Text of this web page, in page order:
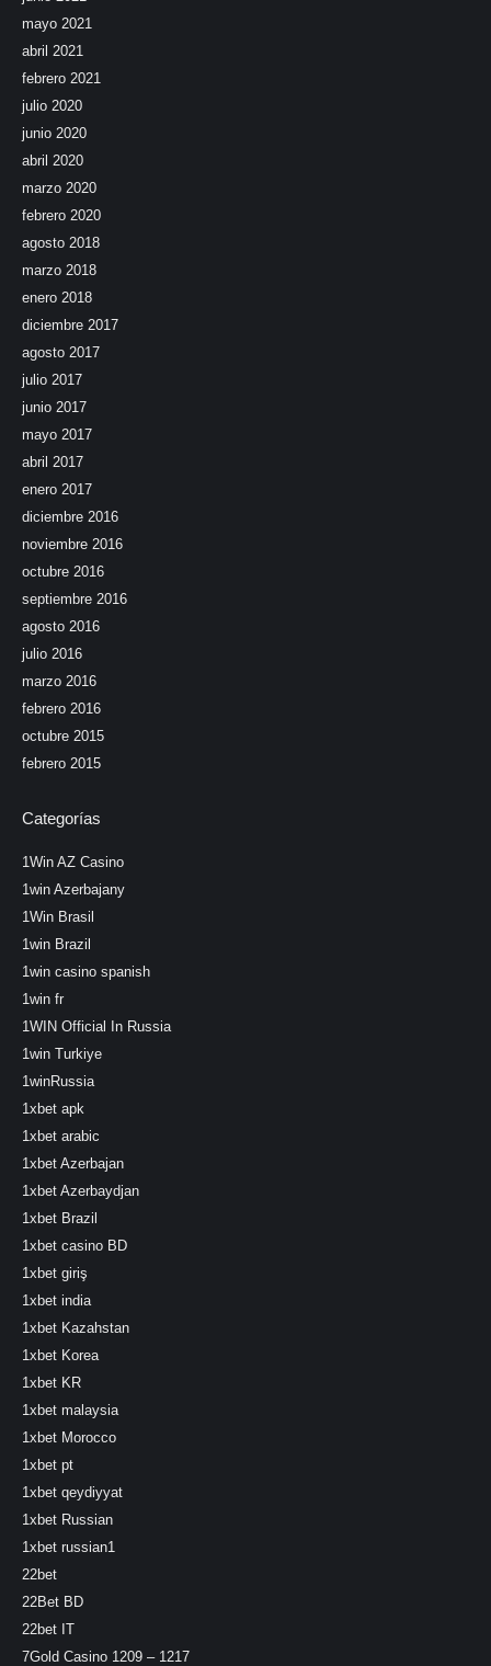
mayo 2021
abril 2021
febrero 2021
julio 2020
junio 2020
abril 2020
marzo 2020
febrero 2020
agosto 2018
marzo 2018
enero 2018
diciembre 2017
agosto 2017
julio 2017
junio 2017
mayo 2017
abril 2017
enero 2017
diciembre 2016
noviembre 2016
octubre 2016
septiembre 2016
agosto 2016
julio 2016
marzo 2016
febrero 2016
octubre 2015
febrero 2015
Categorías
1Win AZ Casino
1win Azerbajany
1Win Brasil
1win Brazil
1win casino spanish
1win fr
1WIN Official In Russia
1win Turkiye
1winRussia
1xbet apk
1xbet arabic
1xbet Azerbajan
1xbet Azerbaydjan
1xbet Brazil
1xbet casino BD
1xbet giriş
1xbet india
1xbet Kazahstan
1xbet Korea
1xbet KR
1xbet malaysia
1xbet Morocco
1xbet pt
1xbet qeydiyyat
1xbet Russian
1xbet russian1
22bet
22Bet BD
22bet IT
7Gold Casino 1209 – 1217